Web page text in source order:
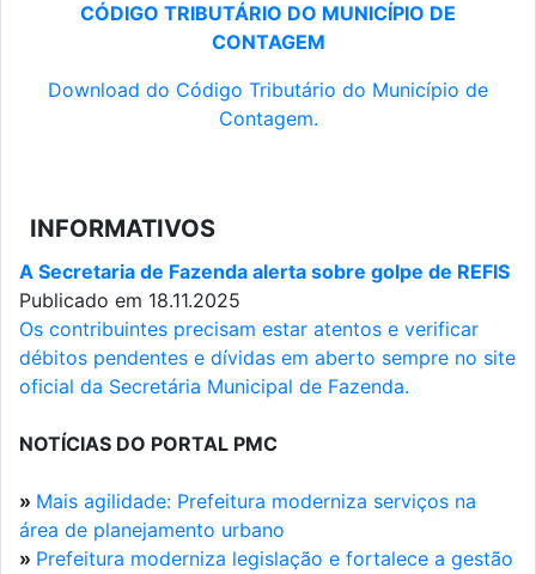
CÓDIGO TRIBUTÁRIO DO MUNICÍPIO DE
CONTAGEM
Download do Código Tributário do Município de
Contagem.
INFORMATIVOS
A Secretaria de Fazenda alerta sobre golpe de REFIS
Publicado em 18.11.2025
Os contribuintes precisam estar atentos e verificar
débitos pendentes e dívidas em aberto sempre no site
oficial da Secretária Municipal de Fazenda.
NOTÍCIAS DO PORTAL PMC
» Mais agilidade: Prefeitura moderniza serviços na
área de planejamento urbano
» Prefeitura moderniza legislação e fortalece a gestão